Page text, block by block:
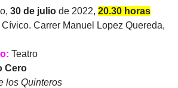
30 de julio de 2022, 20.30 horas
Carrer Manuel Lopez Quereda,
Teatro
Cero
los Quinteros